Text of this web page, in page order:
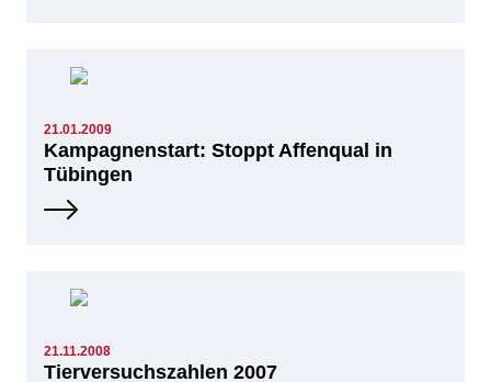
21.01.2009
Kampagnenstart: Stoppt Affenqual in
Tübingen
21.11.2008
Tierversuchszahlen 2007